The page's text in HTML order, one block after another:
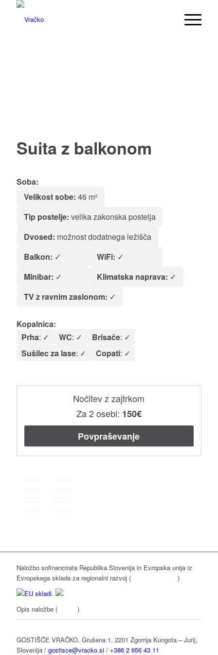
Suita z balkonom
Soba:
Velikost sobe: 46 m²
Tip postelje: velika zakonska postelja
Dvosed: možnost dodatnega ležišča
Balkon: ✓ WiFi: ✓
Minibar: ✓ Klimatska naprava: ✓
TV z ravnim zaslonom: ✓
Kopalnica:
Prha: ✓ WC: ✓ Brisače: ✓
Sušilec za lase: ✓ Copati: ✓
Nočitev z zajtrkom
Za 2 osebi: 150€
Povpraševanje
Naložbo sofinancirata Republika Slovenija in Evropska unija iz
Evropskega sklada za regionalni razvoj (www.eu-skladi.si )
Opis naložbe (kliknite )
GOSTIŠČE VRAČKO, Grušena 1, 2201 Zgornja Kungota – Jurij,
Slovenija / gostisce@vracko.si/ +386 2 656 43 11